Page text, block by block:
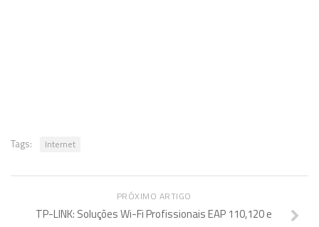
Tags: Internet
PRÓXIMO ARTIGO
TP-LINK: Soluções Wi-Fi Profissionais EAP 110,120 e